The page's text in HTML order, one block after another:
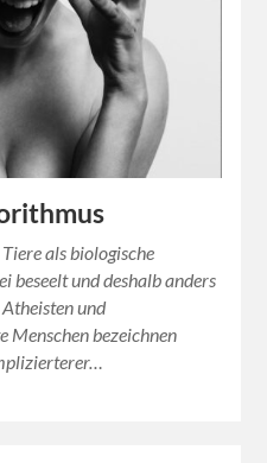
als biologische
beseelt und deshalb anders
und
bezeichnen